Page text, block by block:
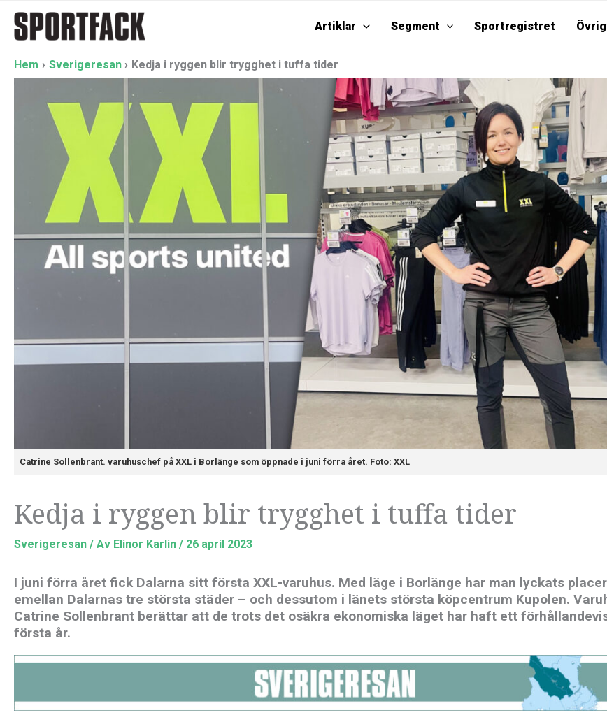
innehåll
Artiklar Segment Sportregistret
Hem Sverigeresan Kedja i ryggen blir trygghet i tuffa tider
Catrine Sollenbrant. varuhuschef på XXL i Borlänge som öppnade i juni förra året. Foto: XXL
Kedja i ryggen blir trygghet i tuffa tider
Sverigeresan / Av Elinor Karlin / 26 april 2023
I juni förra året fick Dalarna sitt första XXL-varuhus. Med läge i Borlänge har man lyckats
emellan Dalarnas tre största städer – och dessutom i länets största köpcentrum Kupolen.
Catrine Sollenbrant berättar att de trots det osäkra ekonomiska läget har haft ett
första år.